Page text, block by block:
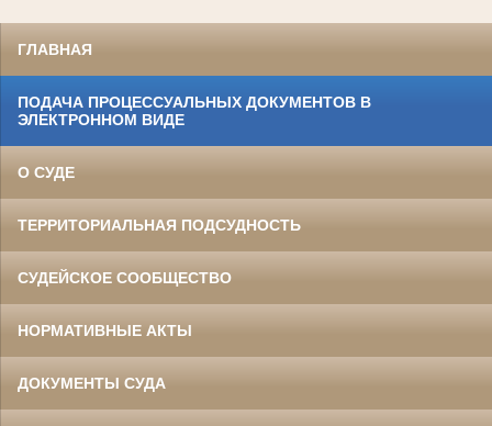
ГЛАВНАЯ
ПОДАЧА ПРОЦЕССУАЛЬНЫХ ДОКУМЕНТОВ В
ЭЛЕКТРОННОМ ВИДЕ
О СУДЕ
ТЕРРИТОРИАЛЬНАЯ ПОДСУДНОСТЬ
СУДЕЙСКОЕ СООБЩЕСТВО
НОРМАТИВНЫЕ АКТЫ
ДОКУМЕНТЫ СУДА